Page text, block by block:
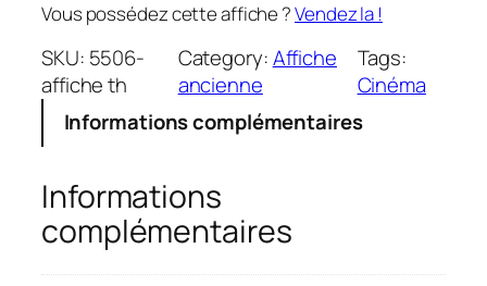
Vous possédez cette affiche ?Vendez la !
SKU: 5506-
affiche th
Category:Affiche
ancienne
Tags:
Cinéma
Informations complémentaires
Informations
complémentaires